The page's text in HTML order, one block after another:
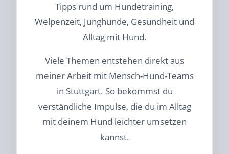
Tipps rund um Hundetraining,
Welpenzeit, Junghunde, Gesundheit und
Alltag mit Hund.
Viele Themen entstehen direkt aus
meiner Arbeit mit Mensch-Hund-Teams
in Stuttgart. So bekommst du
verständliche Impulse, die du im Alltag
mit deinem Hund leichter umsetzen
kannst.